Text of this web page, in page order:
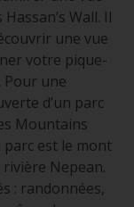
Wall. Il
une vue
votre pique-
Pour une
d’un parc
Mountains
est le mont
Nepean.
: randonnées,